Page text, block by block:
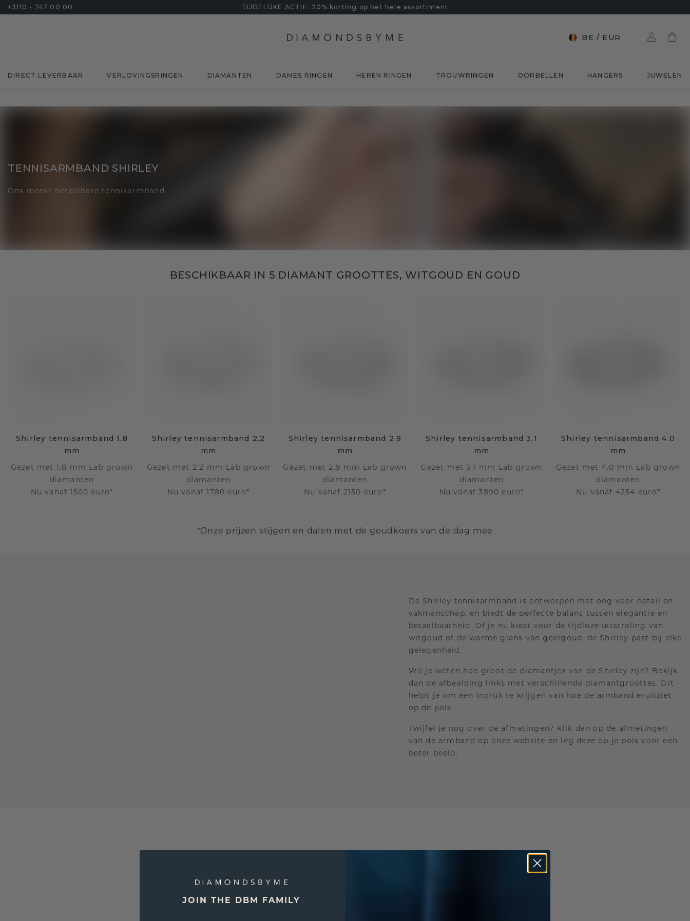
+3110 - 747 00 00 TIJDELIJKE ACTIE: 20% korting op het hele assortiment
BE / EUR
DIRECT LEVERBAAR VERLOVINGSRINGEN DIAMANTEN DAMES RINGEN HEREN RINGEN TROUWRINGEN OORBELLEN HANGERS JUWELEN
TENNISARMBAND SHIRLEY
Ons meest betaalbare tennisarmband
BESCHIKBAAR IN 5 DIAMANT GROOTTES, WITGOUD EN GOUD
Shirley tennisarmband 1.8
mm
Gezet met 1.8 mm Lab grown
diamanten
Nu vanaf 1500 euro*
Shirley tennisarmband 2.2
mm
Gezet met 2.2 mm Lab grown
diamanten
Nu vanaf 1780 euro*
Shirley tennisarmband 2.9
mm
Gezet met 2.9 mm Lab grown
diamanten
Nu vanaf 2150 euro*
Shirley tennisarmband 3.1
mm
Gezet met 3.1 mm Lab grown
diamanten
Nu vanaf 3890 euro*
Shirley tennisarmband 4.0
mm
Gezet met 4.0 mm Lab grown
diamanten
Nu vanaf 4254 euro*
*Onze prijzen stijgen en dalen met de goudkoers van de dag mee
De Shirley tennisarmband is ontworpen met oog voor detail en
vakmanschap, en biedt de perfecte balans tussen elegantie en
betaalbaarheid. Of je nu kiest voor de tijdloze uitstraling van
witgoud of de warme glans van geelgoud, de Shirley past bij elke
gelegenheid.
Wil je weten hoe groot de diamantjes van de Shirley zijn? Bekijk
dan de afbeelding links met verschillende diamantgroottes. Dit
helpt je om een indruk te krijgen van hoe de armband eruitziet
op de pols.
Twijfel je nog over de afmetingen? Klik dan op de afmetingen
van de armband op onze website en leg deze op je pols voor een
beter beeld.
lang is en daardoor te ver over de pols hangt. Dit vermindert het
JOIN THE DBM FAMILY